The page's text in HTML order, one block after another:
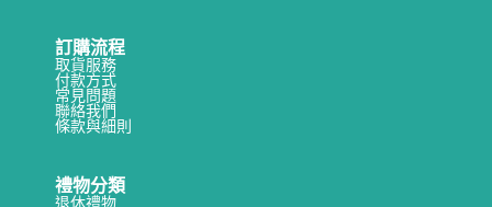
訂購流程
取貨服務
付款方式
常見問題
聯絡我們
條款與細則
禮物分類
退休禮物